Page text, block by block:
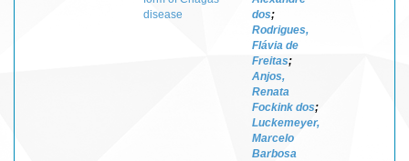
disease
dos;
Rodrigues,
Flávia de
Freitas;
Anjos,
Renata
Fockink dos;
Luckemeyer,
Marcelo
Barbosa